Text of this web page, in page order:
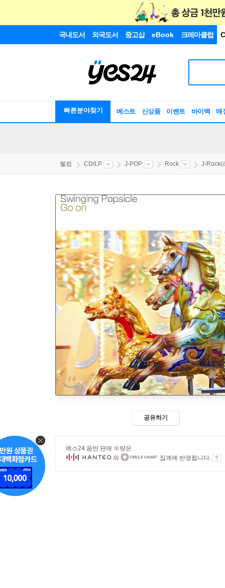
국내도서 외국도서 중고샵 eBook 크레마클럽
빠른분야찾기 베스트 신상품 이벤트 바이백 매
웰컴 CD/LP J-POP Rock J-Rock(
공유하기
예스24 음반 판매 수량은
와
집계에 반영됩니다.